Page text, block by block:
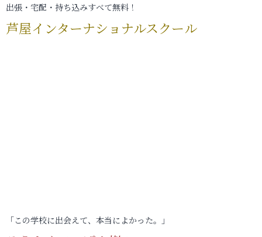
出張・宅配・持ち込みすべて無料！
芦屋インターナショナルスクール
「この学校に出会えて、本当によかった。」